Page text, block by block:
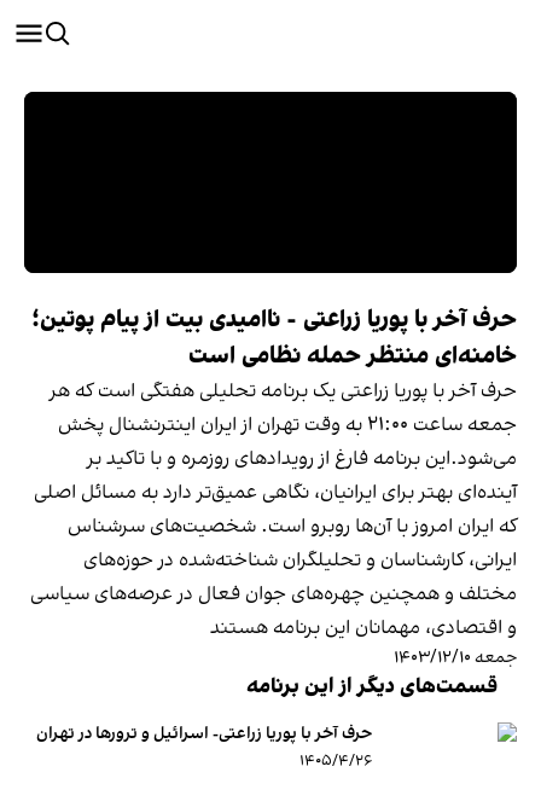
حرف آخر با پوریا زراعتی - ناامیدی بیت از پیام پوتین؛
خامنه‌ای منتظر حمله نظامی است
حرف آخر با پوریا زراعتی یک برنامه تحلیلی هفتگی‌ است که هر
جمعه ساعت ۲۱:۰۰ به وقت تهران از ایران اینترنشنال پخش
می‌شود.این برنامه فارغ از رویدادهای روزمره و با تاکید بر
آینده‌ای بهتر برای ایرانیان، نگاهی عمیق‌تر دارد به مسائل اصلی
که ایران امروز با آن‌ها روبرو است. شخصیت‌های سرشناس
ایرانی، کارشناسان و تحلیلگران شناخته‌شده در حوزه‌های
مختلف و همچنین چهره‌های جوان فعال در عرصه‌های سیاسی
و اقتصادی، مهمانان این برنامه هستند
جمعه ۱۴۰۳/۱۲/۱۰
قسمت‌های دیگر از این برنامه
حرف آخر با پوریا زراعتی- اسرائیل و ترورها در تهران
۱۴۰۵/۴/۲۶